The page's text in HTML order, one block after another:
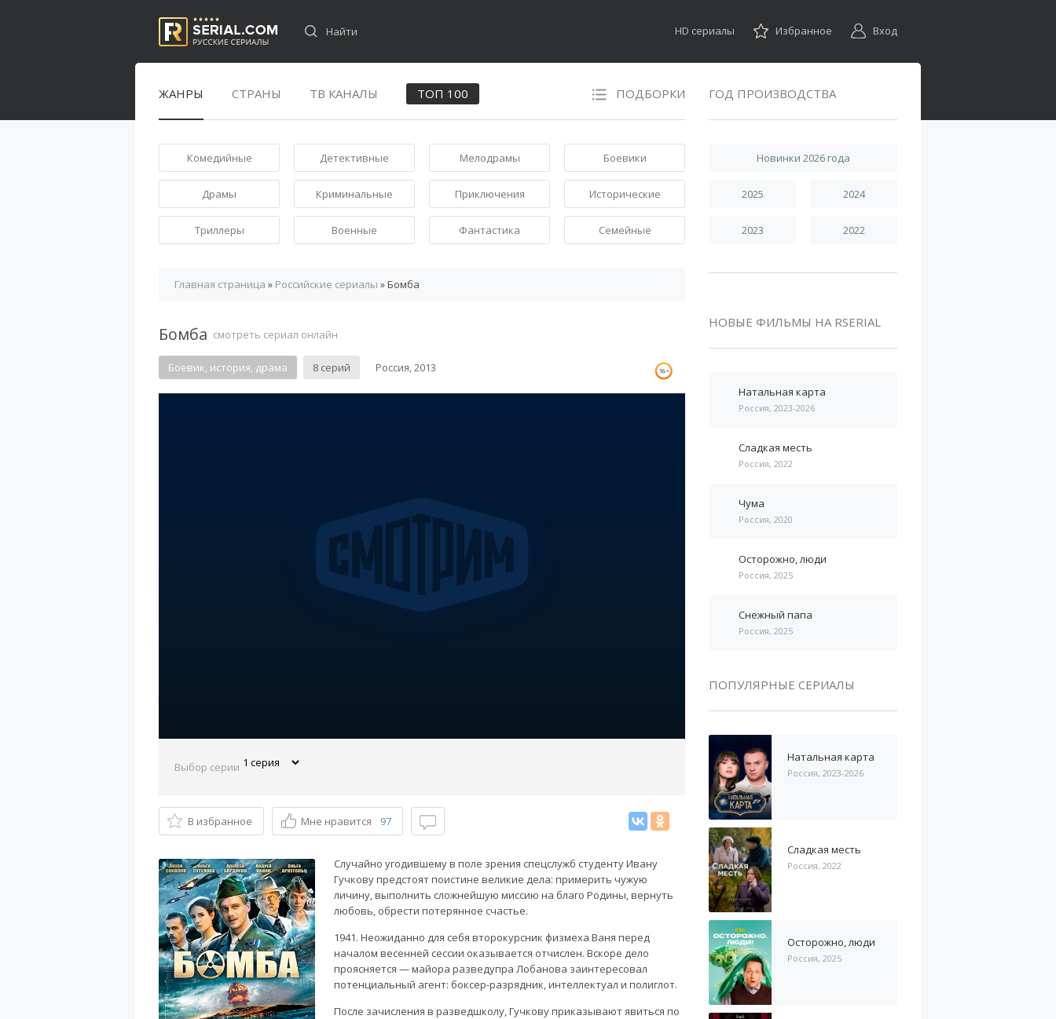
HD сериалы Избранное Вход
ЖАНРЫ СТРАНЫ ТВ КАНАЛЫ ПОДБОРКИ
ТОП 100
Комедийные Детективные Мелодрамы Боевики
Драмы Криминальные Приключения Исторические
Триллеры Военные Фантастика Семейные
Главная страница » Российские сериалы » Бомба
Бомба смотреть сериал онлайн
Боевик, история, драма 8 серий Россия, 2013
Выбор серии
В избранное Мне нравится 97
Случайно угодившему в поле зрения спецслужб студенту Ивану
Гучкову предстоят поистине великие дела: примерить чужую
личину, выполнить сложнейшую миссию на благо Родины, вернуть
любовь, обрести потерянное счастье.
1941. Неожиданно для себя второкурсник физмеха Ваня перед
началом весенней сессии оказывается отчислен. Вскоре дело
проясняется — майора разведупра Лобанова заинтересовал
потенциальный агент: боксер-разрядник, интеллектуал и полиглот.
После зачисления в разведшколу, Гучкову приказывают явиться по
ГОД ПРОИЗВОДСТВА
Новинки 2026 года
2025 2024
2023 2022
НОВЫЕ ФИЛЬМЫ НА RSERIAL
Натальная карта
Россия, 2023-2026
Сладкая месть
Россия, 2022
Чума
Россия, 2020
Осторожно, люди
Россия, 2025
Снежный папа
Россия, 2025
ПОПУЛЯРНЫЕ СЕРИАЛЫ
Натальная карта
Россия, 2023-2026
Сладкая месть
Россия, 2022
Осторожно, люди
Россия, 2025